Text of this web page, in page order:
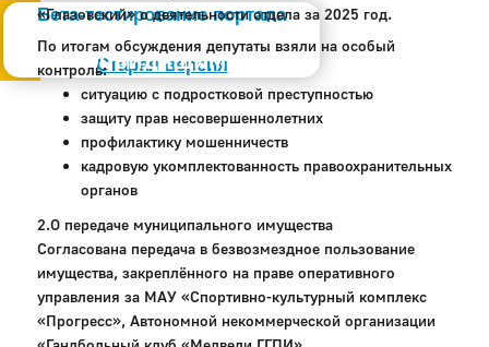
Бета-тестирование портала
Старая версия
Слабовидящим
«Глазовский» о деятельности отдела за 2025 год.
По итогам обсуждения депутаты взяли на особый
контроль:
ситуацию с подростковой преступностью
защиту прав несовершеннолетних
профилактику мошенничеств
кадровую укомплектованность правоохранительных
органов
2.О передаче муниципального имущества
Согласована передача в безвозмездное пользование
имущества, закреплённого на праве оперативного
управления за МАУ «Спортивно-культурный комплекс
«Прогресс», Автономной некоммерческой организации